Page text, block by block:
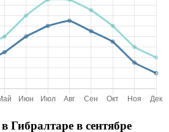
Гибралтаре в сентябре